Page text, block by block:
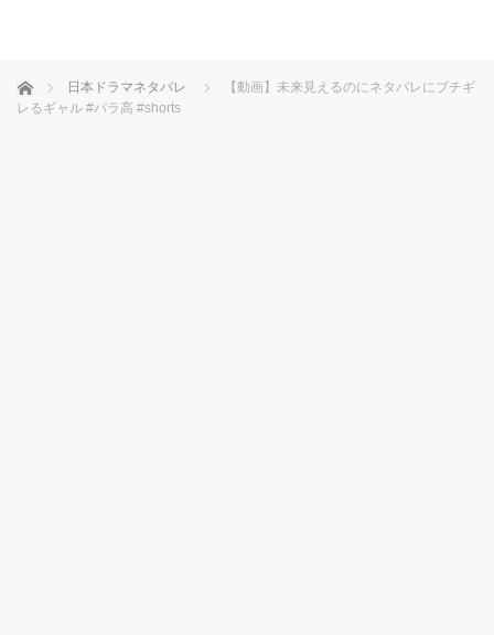
ホーム 日本ドラマネタバレ
【動画】未来見えるのにネタバレにブチギ
レるギャル #パラ高 #shorts